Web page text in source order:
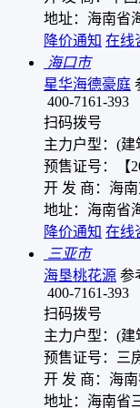
地址：海南省
降价通知 在线
海口市
星华海德豪庭
400-7161-393
扫码拨号
主力户型：(建
预售证号：【
开 发 商：海
地址：海南省
降价通知 在线
三亚市
海垦桃花源 参
400-7161-393
扫码拨号
主力户型：(建
预售证号：三
开 发 商：海
地址：海南省